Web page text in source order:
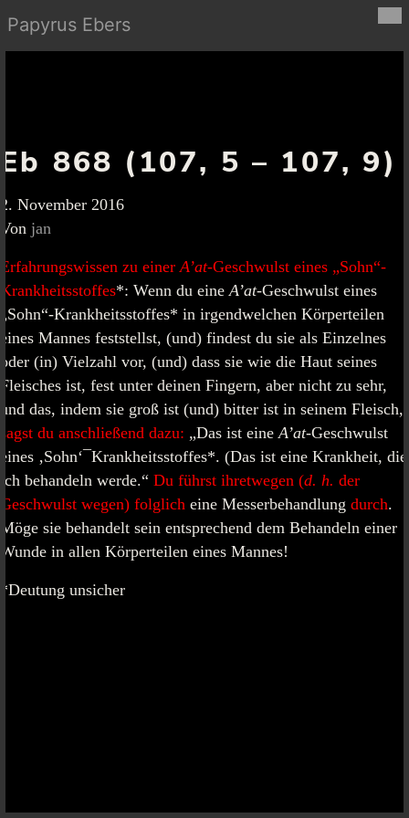
Papyrus Ebers
Eb 868 (107, 5 – 107, 9)
2. November 2016
Von jan
Erfahrungswissen zu einerA’at-Geschwulst eines „Sohn“-
Krankheitsstoffes*: Wenn du eineA’at-Geschwulst eines
„Sohn“-Krankheitsstoffes* in irgendwelchen Körperteilen
eines Mannes feststellst, (und) findest du sie als Einzelnes
oder (in) Vielzahl vor, (und) dass sie wie die Haut seines
Fleisches ist, fest unter deinen Fingern, aber nicht zu sehr,
und das, indem sie groß ist (und) bitter ist in seinem Fleisch,
sagst du anschließend dazu: „Das ist eineA’at-Geschwulst
eines ‚Sohn‘¯Krankheitsstoffes*. (Das ist eine Krankheit, die
ich behandeln werde.“ Du führst ihretwegen (d. h. der
Geschwulst wegen) folglich eine Messerbehandlung durch.
Möge sie behandelt sein entsprechend dem Behandeln einer
Wunde in allen Körperteilen eines Mannes!
*Deutung unsicher